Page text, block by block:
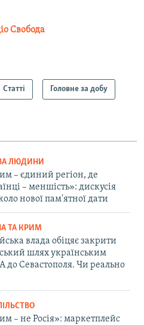
Свобода
Статті Головне за добу
ЛЮДИНИ
– єдиний регіон, де
– меншість»: дискусія
нової пам'ятної дати
ТА КРИМ
влада обіцяє закрити
шлях українським
до Севастополя. Чи реально
– не Росія»: маркетплейс